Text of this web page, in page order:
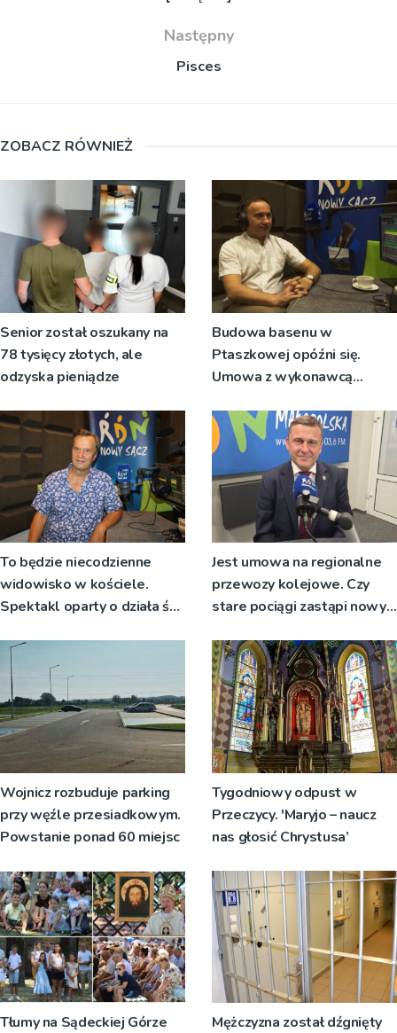
Następny
Pisces
ZOBACZ RÓWNIEŻ
Senior został oszukany na
78 tysięcy złotych, ale
odzyska pieniądze
Budowa basenu w
Ptaszkowej opóźni się.
Umowa z wykonawcą
zostanie podpisana
To będzie niecodzienne
widowisko w kościele.
Spektakl oparty o działa św.
Jest umowa na regionalne
przewozy kolejowe. Czy
stare pociągi zastąpi nowy
Wojnicz rozbuduje parking
przy węźle przesiadkowym.
Powstanie ponad 60 miejsc
Tygodniowy odpust w
Przeczycy. 'Maryjo – naucz
nas głosić Chrystusa’
Tłumy na Sądeckiej Górze
Mężczyzna został dźgnięty